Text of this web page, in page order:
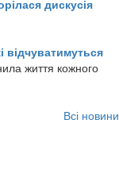
дискусія
відчуватимуться
життя кожного
Всі новини